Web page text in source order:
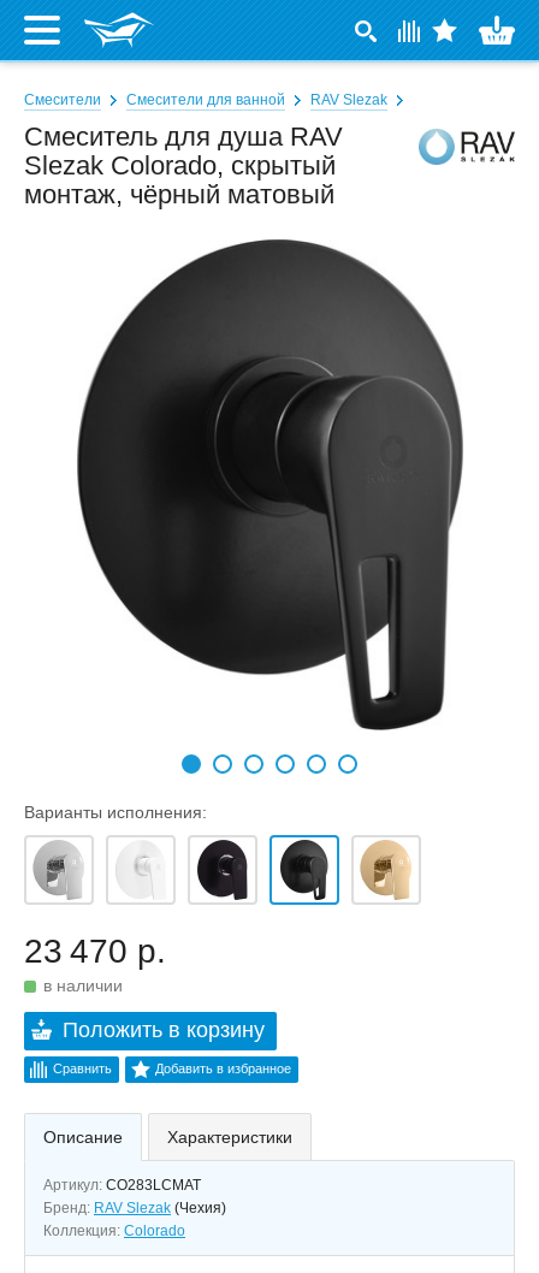
Смесители Смесители для ванной RAV Slezak
Смеситель для душа RAV
Slezak Colorado, скрытый
монтаж, чёрный матовый
Варианты исполнения:
23 470 р.
в наличии
Положить в корзину
Сравнить Добавить в избранное
Описание Характеристики
Артикул: CO283LCMAT
Бренд: RAV Slezak (Чехия)
Коллекция: Colorado